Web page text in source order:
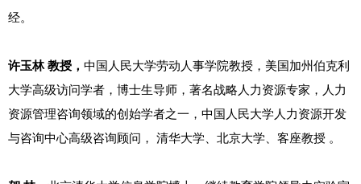
经。
许玉林 教授， 中国人民大学劳动人事学院教授，美国加州伯克利
大学高级访问学者，博士生导师，著名战略人力资源专家，人力
资源管理咨询领域的创始学者之一，中国人民大学人力资源开发
与咨询中心高级咨询顾问， 清华大学、北京大学、客座教授 。